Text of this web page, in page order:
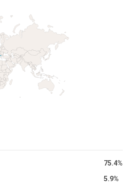
75.4%
5.9%